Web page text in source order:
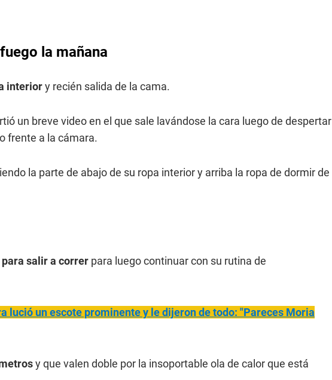
la mañana
interiory recién salida de la cama.
un breve video en el que sale lavándose la cara luego de despertar
frente a la cámara.
la parte de abajo de su ropa interior y arriba la ropa de dormir de
salir a correr para luego continuar con su rutina de
lució un escote prominente y le dijeron de todo: "Pareces Moria
y que valen doble por la insoportable ola de calor que está